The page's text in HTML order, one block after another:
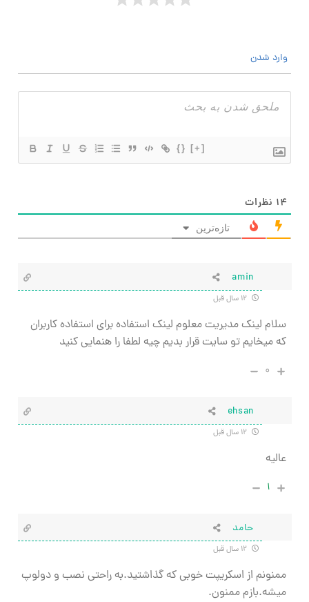
وارد شدن
{} [+]
۱۴ نظرات
تازه‌ترین
amin
سلام لینک مدیریت معلوم لینک استفاده برای استفاده کاربران
که میخایم تو سایت قرار بدیم چیه لطفا را هنمایی کنید
۰
ehsan
عالیه
۱
حامد
ممنونم از اسکریپت خوبی که گذاشتید.به راحتی نصب و دولوپ
میشه.بازم ممنون.